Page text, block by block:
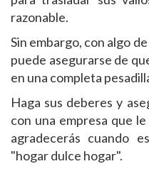
razonable.
Sin embargo, con algo
puede asegurarse de
en una completa
Haga sus deberes y
con una empresa que
agradecerás cuando
"hogar dulce hogar".